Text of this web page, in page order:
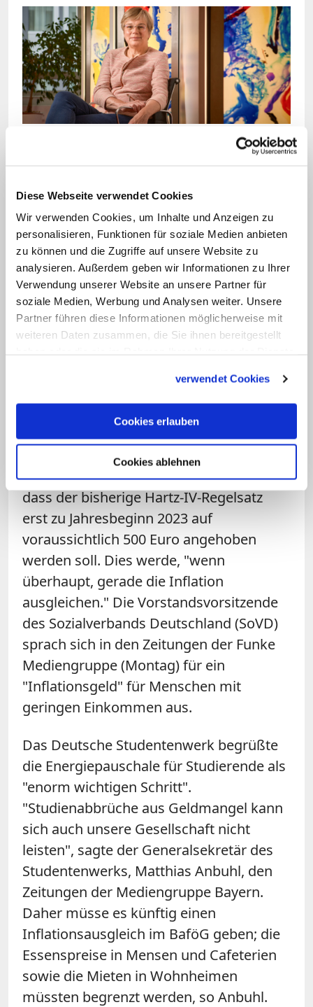
Diese Webseite verwendet Cookies
Wir verwenden Cookies, um Inhalte und Anzeigen zu
personalisieren, Funktionen für soziale Medien anbieten
zu können und die Zugriffe auf unsere Website zu
analysieren. Außerdem geben wir Informationen zu Ihrer
Verwendung unserer Website an unsere Partner für
soziale Medien, Werbung und Analysen weiter. Unsere
Partner führen diese Informationen möglicherweise mit
weiteren Daten zusammen, die Sie ihnen bereitgestellt
verwendet Cookies
Cookies erlauben
Cookies ablehnen
Bild: © Jannis Chavakis/KNA
Nach Einschätzung des Sozialverbandes
VdK fehlt neben dem Strom- ein
Gaspreisdeckel. Zusätzlich müsse die
Kindergrundsicherung "schnell und
unbürokratisch" kommen, forderte VdK-
Präsidentin Verena Bentele.
"auf keinen Fall miteinander verrechnet
Der Hauptgeschäftsführer des
Paritätischen Wohlfahrtsverbands, Ulrich
Schneider, zeigte sich entsetzt darüber,
dass der bisherige Hartz-IV-Regelsatz
erst zu Jahresbeginn 2023 auf
voraussichtlich 500 Euro angehoben
werden soll. Dies werde, "wenn
überhaupt, gerade die Inflation
ausgleichen." Die Vorstandsvorsitzende
des Sozialverbands Deutschland (SoVD)
sprach sich in den Zeitungen der Funke
Mediengruppe (Montag) für ein
"Inflationsgeld" für Menschen mit
geringen Einkommen aus.
Das Deutsche Studentenwerk begrüßte
die Energiepauschale für Studierende als
"enorm wichtigen Schritt".
"Studienabbrüche aus Geldmangel kann
sich auch unsere Gesellschaft nicht
leisten", sagte der Generalsekretär des
Studentenwerks, Matthias Anbuhl, den
Zeitungen der Mediengruppe Bayern.
Daher müsse es künftig einen
Inflationsausgleich im BaföG geben; die
Essenspreise in Mensen und Cafeterien
sowie die Mieten in Wohnheimen
müssten begrenzt werden, so Anbuhl.